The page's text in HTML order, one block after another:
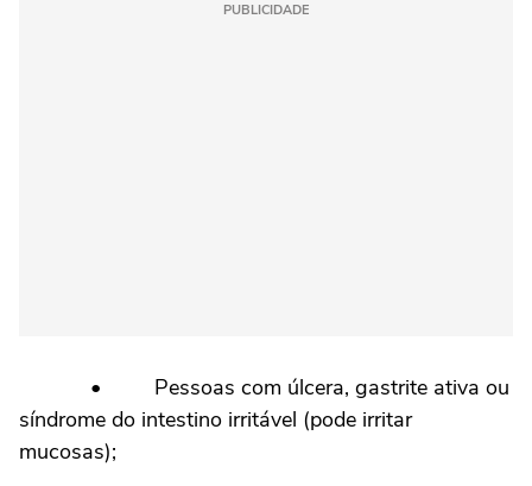
PUBLICIDADE
• Pessoas com úlcera, gastrite ativa ou
síndrome do intestino irritável (pode irritar
mucosas);